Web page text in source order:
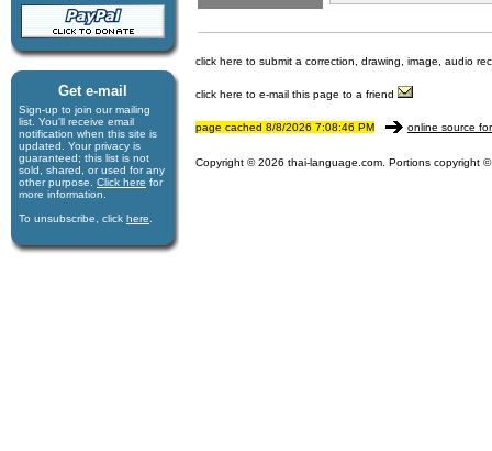
Get e-mail
Sign-up to join our mail­ing
list. You'll receive e­mail
notification when this site is
updated. Your privacy is
guaran­teed; this list is not
sold, shared, or used for any
other purpose. Click here for
more infor­mation.
To unsubscribe, click here
click here to submit a correction, drawing, image, audio
click here to e-mail this page to a friend
page cached 8/8/2026 7:08:46 PM online source
Copyright © 2026 thai-language.com. Portions copyright